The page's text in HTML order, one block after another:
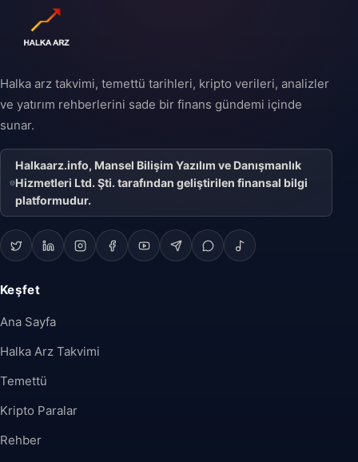
Halka arz takvimi, temettü tarihleri, kripto verileri, analizler
ve yatırım rehberlerini sade bir finans gündemi içinde
sunar.
Halkaarz.info, Mansel Bilişim Yazılım ve Danışmanlık
Hizmetleri Ltd. Şti. tarafından geliştirilen finansal bilgi
platformudur.
Keşfet
Ana Sayfa
Halka Arz Takvimi
Temettü
Kripto Paralar
Rehber